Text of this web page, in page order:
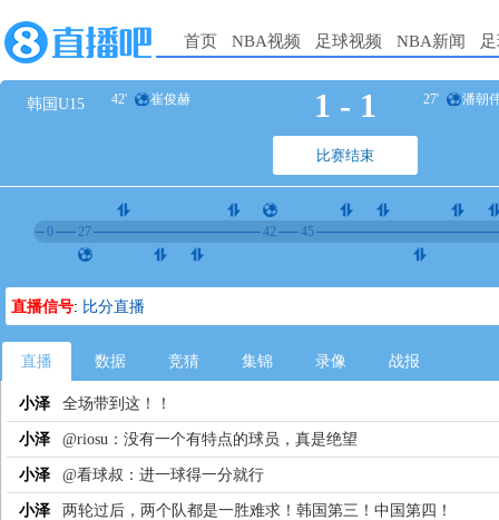
首页 NBA视频 足球视频 NBA新闻
韩国U15 42' 崔俊赫 1 - 1
比赛结束
27' 潘朝
0 27 42 45
直播信号: 比分直播
直播 数据 竞猜 集锦 录像 战报
小泽 全场带到这！！
小泽 @riosu：没有一个有特点的球员，真是绝望
小泽 @看球叔：进一球得一分就行
小泽 两轮过后，两个队都是一胜难求！韩国第三！中国第四！